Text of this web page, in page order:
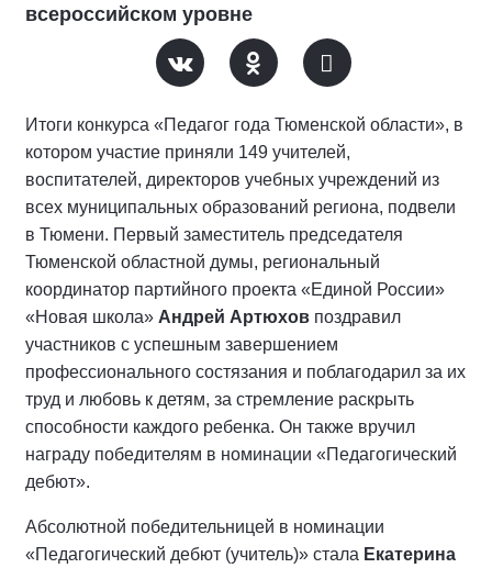
всероссийском уровне
Итоги конкурса «Педагог года Тюменской области», в
котором участие приняли 149 учителей,
воспитателей, директоров учебных учреждений из
всех муниципальных образований региона, подвели
в Тюмени. Первый заместитель председателя
Тюменской областной думы, региональный
координатор партийного проекта «Единой России»
«Новая школа» Андрей Артюхов поздравил
участников с успешным завершением
профессионального состязания и поблагодарил за их
труд и любовь к детям, за стремление раскрыть
способности каждого ребенка. Он также вручил
награду победителям в номинации «Педагогический
дебют».
Абсолютной победительницей в номинации
«Педагогический дебют (учитель)» стала Екатерина